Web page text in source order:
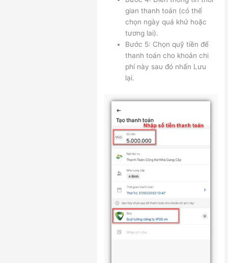
gian thanh toán (có thể
chọn ngày quá khứ hoặc
tương lai).
Bước 5: Chọn quỹ tiền để
thanh toán cho khoản chi
phí này sau đó nhấn Lưu
lại.